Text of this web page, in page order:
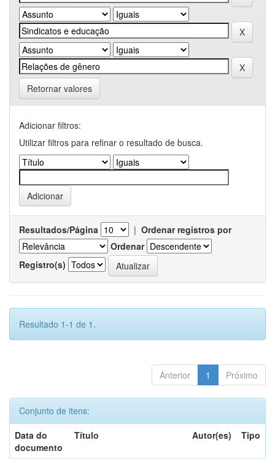
Retornar valores
Adicionar filtros:
Utilizar filtros para refinar o resultado de busca.
Resultados/Página | Ordenar registros por
Ordenar
Registro(s)
Resultado 1-1 de 1.
Anterior 1 Próximo
Conjunto de itens:
Data do
documento
Título Autor(es) Tipo